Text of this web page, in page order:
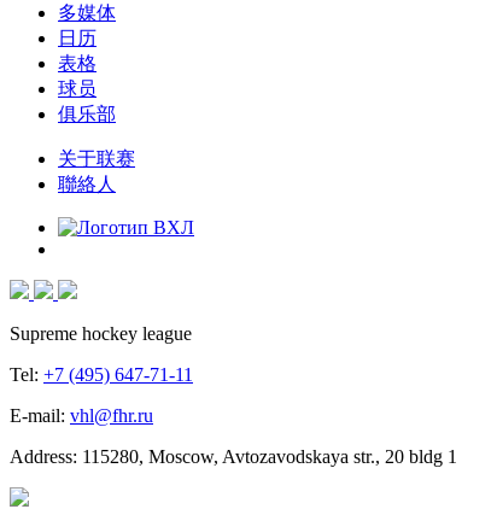
多媒体
日历
表格
球员
俱乐部
关于联赛
聯絡人
Supreme hockey league
Tel: +7 (495) 647-71-11
E-mail: vhl@fhr.ru
Address: 115280, Moscow, Avtozavodskaya str., 20 bldg 1